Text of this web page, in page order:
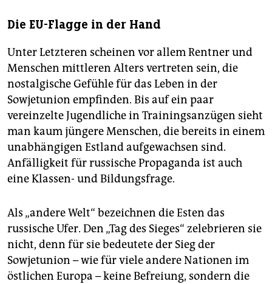
Die EU-Flagge in der Hand
Unter Letzteren scheinen vor allem Rentner und
Menschen mittleren Alters vertreten sein, die
nostalgische Gefühle für das Leben in der
Sowjetunion empfinden. Bis auf ein paar
vereinzelte Jugendliche in Trainingsanzügen sieht
man kaum jüngere Menschen, die bereits in einem
unabhängigen Estland aufgewachsen sind.
Anfälligkeit für russische Propaganda ist auch
eine Klassen- und Bildungsfrage.
Als „andere Welt“ bezeichnen die Esten das
russische Ufer. Den „Tag des Sieges“ zelebrieren sie
nicht, denn für sie bedeutete der Sieg der
Sowjetunion – wie für viele andere Nationen im
östlichen Europa – keine Befreiung, sondern die